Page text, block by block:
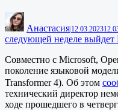
Анастасия 12.03.2023
следующей неделе
Совместно с Microsoft,
поколение языковой
Transformer 4). Об этом
технический директор
ходе прошедшего в